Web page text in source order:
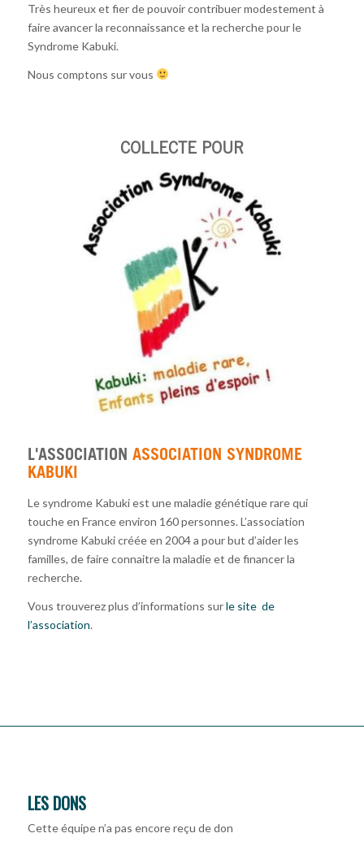
Très heureux et fier de pouvoir contribuer modestement à
faire avancer la reconnaissance et la recherche pour le
Syndrome Kabuki.
Nous comptons sur vous
COLLECTE POUR
L'ASSOCIATION ASSOCIATION SYNDROME
KABUKI
Le syndrome Kabuki est une maladie génétique rare qui
touche en France environ 160 personnes. L’association
syndrome Kabuki créée en 2004 a pour but d’aider les
familles, de faire connaitre la maladie et de financer la
recherche.
Vous trouverez plus d’informations surle site de
l’association.
LES DONS
Cette équipe n’a pas encore reçu de don